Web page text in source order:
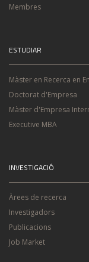
Membres
ESTUDIAR
Màster en Recerca en
Doctorat d'Empresa
Màster d'Empresa
Executive MBA
INVESTIGACIÓ
Àrees de recerca
Investigadors
Publicacions
Job Market